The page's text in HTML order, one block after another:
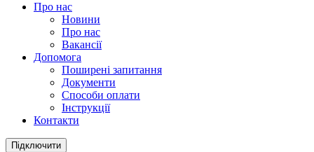
Про нас
Новини
Про нас
Вакансії
Допомога
Поширені запитання
Документи
Способи оплати
Інструкції
Контакти
Підключити